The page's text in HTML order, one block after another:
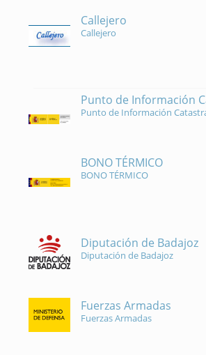
Callejero
Callejero
Punto de Información
Punto de Información
BONO TÉRMICO
BONO TÉRMICO
Diputación de Badajoz
Diputación de Badajoz
Fuerzas Armadas
Fuerzas Armadas